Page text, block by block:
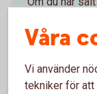
registreras
Om du vill
så kan du
Våra
Vi använder
tekniker för